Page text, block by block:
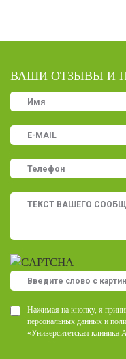
ВАШИ ОТЗЫВЫ И
Нажимая на кнопку, я
персональных данных и
«Университетская клиника